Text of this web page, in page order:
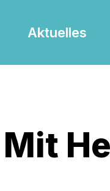
Aktuelles